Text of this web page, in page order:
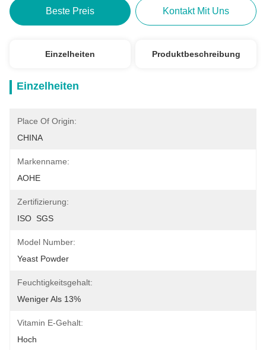
Beste Preis Kontakt Mit Uns
Einzelheiten Produktbeschreibung
Einzelheiten
Place Of Origin:
CHINA
Markenname:
AOHE
Zertifizierung:
ISO  SGS
Model Number:
Yeast Powder
Feuchtigkeitsgehalt:
Weniger Als 13%
Vitamin E-Gehalt:
Hoch